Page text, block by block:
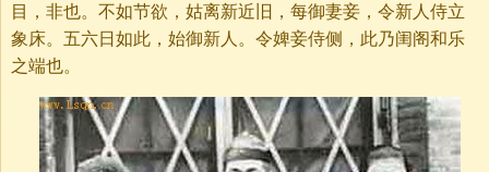
目，非也。不如节欲，姑离新近旧，每御妻妾，令新人侍立
象床。五六日如此，始御新人。令婢妾侍侧，此乃闺阁和乐
之端也。